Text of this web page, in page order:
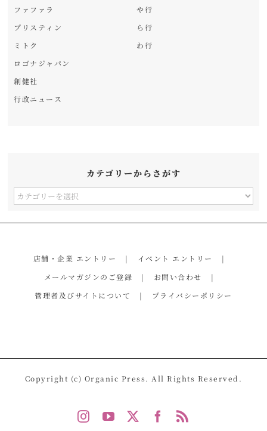
ファファラ
プリスティン
ミトク
ロゴナジャパン
創健社
行政ニュース
や行
ら行
わ行
カテゴリーからさがす
カ
す
店舗・企業 エントリー
イベント エントリー
メールマガジンのご登録
お問い合わせ
管理者及びサイトについて
プライバシーポリシー
Copyright (c) Organic Press. All Rights Reserved.
InstagramYouTube Facebook